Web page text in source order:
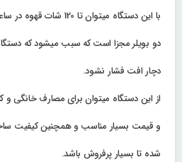
با این دستگاه میتوان تا
دو بویلر مجزا است که سبب میشود که
دچار افت فشار نشود.
از این دستگاه میتوان برای مصارف خانگی و
و قیمت بسیار مناسب و همچنین کیفیت
شده تا بسیار پرفروش باشد.